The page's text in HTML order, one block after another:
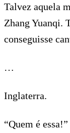
Talvez aquela
Zhang Yuanqi.
conseguisse
…
Inglaterra.
“Quem é essa!”